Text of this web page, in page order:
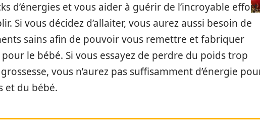
d’énergies et vous aider à guérir de l’incroyable
Si vous décidez d’allaiter, vous aurez aussi besoin de
sains afin de pouvoir vous remettre et fabriquer
le bébé. Si vous essayez de perdre du poids trop
vous n’aurez pas suffisamment d’énergie
et du bébé.